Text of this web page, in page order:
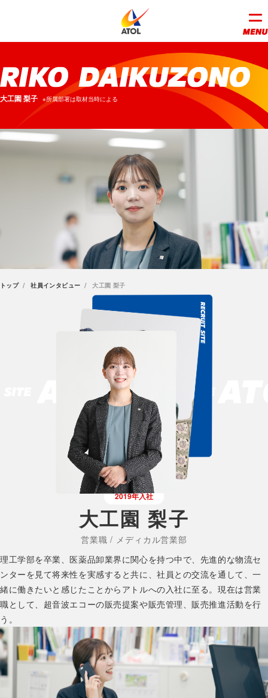
大工園 梨子 ※所属部署は取材当時による
トップ 社員インタビュー 大工園 梨子
2019年入社
大工園 梨子
営業職 / メディカル営業部
理工学部を卒業、医薬品卸業界に関心を持つ中で、先進的な物流セ
ンターを見て将来性を実感すると共に、社員との交流を通して、一
緒に働きたいと感じたことからアトルへの入社に至る。現在は営業
職として、超音波エコーの販売提案や販売管理、販売推進活動を行
う。